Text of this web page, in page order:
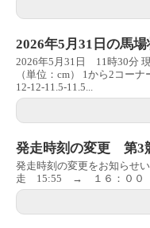
2026年5月31日の馬
2026年5月31日 11時30分
（単位：cm） 1から2コー
12-12-11.5-11.5...
発走時刻の変更 第3
発走時刻の変更をお知らせ
走 15:55 → １６：００